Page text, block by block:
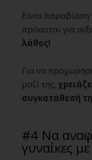
Είναι
πρόκειται για
λάθος!
Για να
μαζί της,
συγκατάθεσή
#4 Να
γυναίκες